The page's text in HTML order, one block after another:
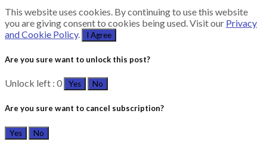
This website uses cookies. By continuing to use this website
you are giving consent to cookies being used. Visit our Privacy
and Cookie Policy. I Agree
Are you sure want to unlock this post?
Unlock left : 0 Yes No
Are you sure want to cancel subscription?
Yes No